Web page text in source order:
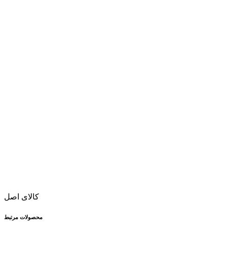
کالای اصل
محصولات مرتبط